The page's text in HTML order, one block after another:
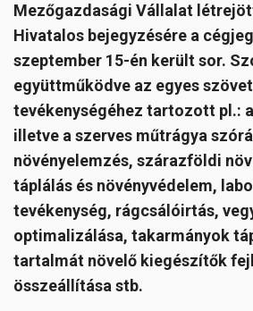
Mezőgazdasági Vállalat
Hivatalos bejegyzésére a
szeptember 15-én került sor.
együttműködve az egyes
tevékenységéhez tartozott pl.:
illetve a szerves műtrágya
növényelemzés, szárazföldi
táplálás és növényvédelem,
tevékenység, rágcsálóirtás,
optimalizálása, takarmányok
tartalmát növelő kiegészítők
összeállítása stb.